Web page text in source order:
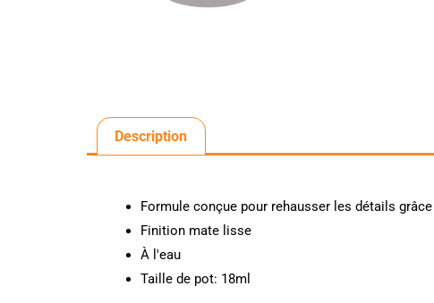
Description
Formule conçue pour rehausser les détails
Finition mate lisse
À l'eau
Taille de pot: 18ml